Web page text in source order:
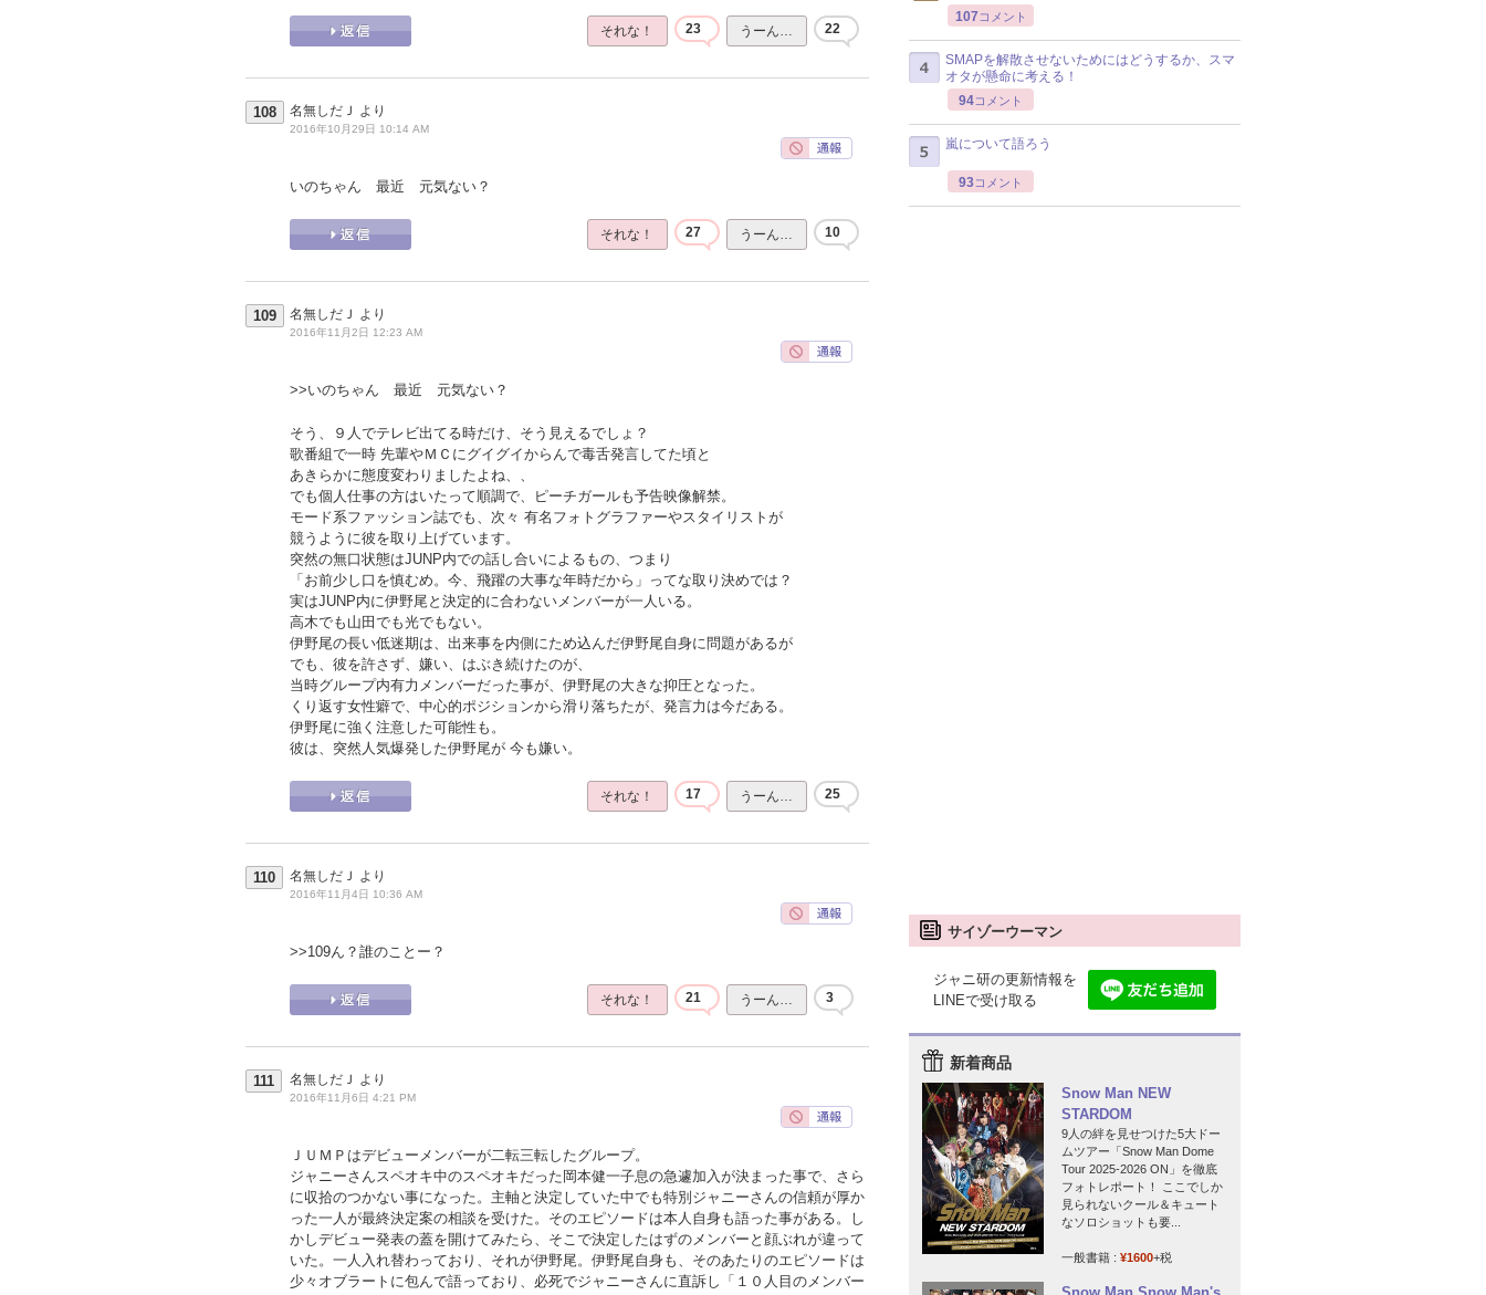
それな！ 23 うーん… 22
108 名無しだＪ より
2016年10月29日 10:14 AM
いのちゃん 最近 元気ない？
それな！ 27 うーん… 10
109 名無しだＪ より
2016年11月2日 12:23 AM
>>いのちゃん 最近 元気ない？
そう、９人でテレビ出てる時だけ、そう見えるでしょ？
歌番組で一時 先輩やＭＣにグイグイからんで毒舌発言してた頃と
あきらかに態度変わりましたよね、、
でも個人仕事の方はいたって順調で、ピーチガールも予告映像解禁。
モード系ファッション誌でも、次々 有名フォトグラファーやスタイリストが
競うように彼を取り上げています。
突然の無口状態はJUNP内での話し合いによるもの、つまり
「お前少し口を慎むめ。今、飛躍の大事な年時だから」ってな取り決めでは？
実はJUNP内に伊野尾と決定的に合わないメンバーが一人いる。
高木でも山田でも光でもない。
伊野尾の長い低迷期は、出来事を内側にため込んだ伊野尾自身に問題があるが
でも、彼を許さず、嫌い、はぶき続けたのが、
当時グループ内有力メンバーだった事が、伊野尾の大きな抑圧となった。
くり返す女性癖で、中心的ポジションから滑り落ちたが、発言力は今だある。
伊野尾に強く注意した可能性も。
彼は、突然人気爆発した伊野尾が 今も嫌い。
それな！ 17 うーん… 25
110 名無しだＪ より
2016年11月4日 10:36 AM
>>109ん？誰のことー？
それな！ 21 うーん… 3
111 名無しだＪ より
2016年11月6日 4:21 PM
ＪＵＭＰはデビューメンバーが二転三転したグループ。
ジャニーさんスペオキ中のスペオキだった岡本健一子息の急遽加入が決まった事で、さら
に収拾のつかない事になった。主軸と決定していた中でも特別ジャニーさんの信頼が厚か
った一人が最終決定案の相談を受けた。そのエピソードは本人自身も語った事がある。し
かしデビュー発表の蓋を開けてみたら、そこで決定したはずのメンバーと顔ぶれが違って
いた。一人入れ替わっており、それが伊野尾。伊野尾自身も、そのあたりのエピソードは
少々オブラートに包んで語っており、必死でジャニーさんに直訴し「１０人目のメンバー
107 コメント
SMAPを解散させないためにはどうするか、スマ
オタが懸命に考える！
94コメント
嵐について語ろう
93コメント
サイゾーウーマン
ジャニ研の更新情報を
LINEで受け取る
新着商品
Snow Man NEW
STARDOM
9人の絆を見せつけた5大ドー
ムツアー「Snow Man Dome
Tour 2025-2026 ON」を徹底
フォトレポート！ ここでしか
見られないクール＆キュート
なソロショットも要...
一般書籍 : ¥1600+税